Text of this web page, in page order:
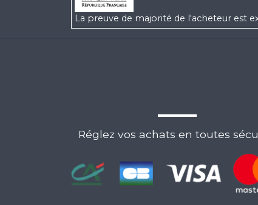
La preuve de majorité de l'acheteur est
Réglez vos achats en toutes